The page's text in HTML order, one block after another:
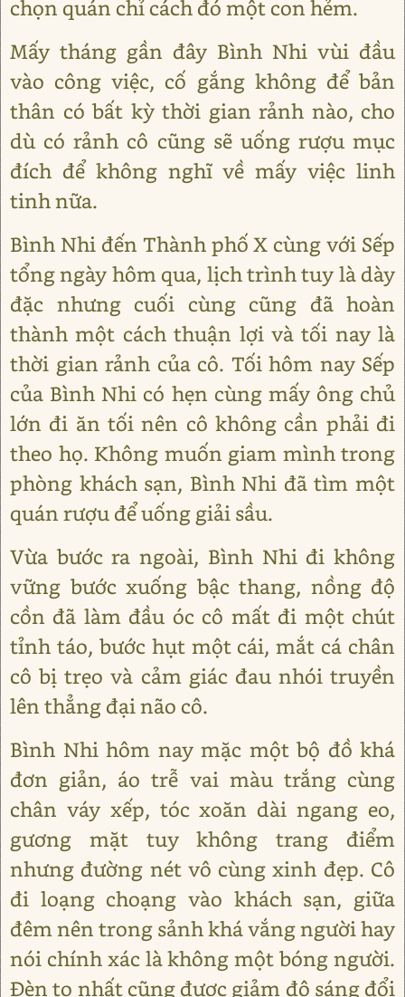
chọn quán chỉ cách đó một con hẻm.
Mấy tháng gần đây Bình Nhi vùi đầu
vào công việc, cố gắng không để bản
thân có bất kỳ thời gian rảnh nào, cho
dù có rảnh cô cũng sẽ uống rượu mục
đích để không nghĩ về mấy việc linh
tinh nữa.
Bình Nhi đến Thành phố X cùng với Sếp
tổng ngày hôm qua, lịch trình tuy là dày
đặc nhưng cuối cùng cũng đã hoàn
thành một cách thuận lợi và tối nay là
thời gian rảnh của cô. Tối hôm nay Sếp
của Bình Nhi có hẹn cùng mấy ông chủ
lớn đi ăn tối nên cô không cần phải đi
theo họ. Không muốn giam mình trong
phòng khách sạn, Bình Nhi đã tìm một
quán rượu để uống giải sầu.
Vừa bước ra ngoài, Bình Nhi đi không
vững bước xuống bậc thang, nồng độ
cồn đã làm đầu óc cô mất đi một chút
tỉnh táo, bước hụt một cái, mắt cá chân
cô bị trẹo và cảm giác đau nhói truyền
lên thẳng đại não cô.
Bình Nhi hôm nay mặc một bộ đồ khá
đơn giản, áo trễ vai màu trắng cùng
chân váy xếp, tóc xoăn dài ngang eo,
gương mặt tuy không trang điểm
nhưng đường nét vô cùng xinh đẹp. Cô
đi loạng choạng vào khách sạn, giữa
đêm nên trong sảnh khá vắng người hay
nói chính xác là không một bóng người.
Đèn to nhất cũng được giảm độ sáng đổi